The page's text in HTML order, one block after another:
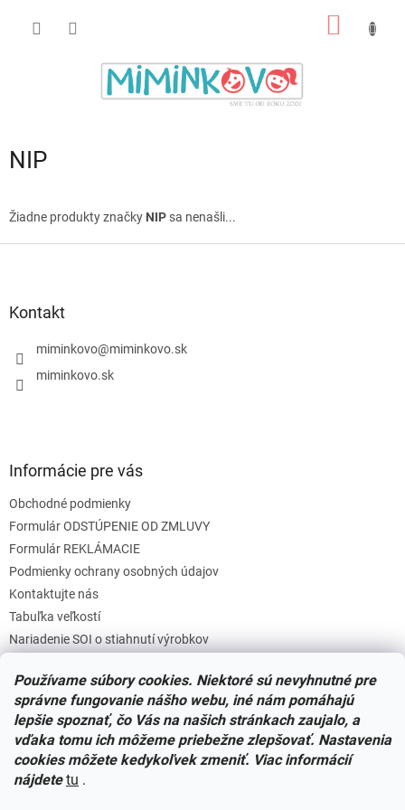
Používame súbory cookies. Niektoré sú nevyhnutné pre
správne fungovanie nášho webu, iné nám pomáhajú
lepšie spoznať, čo Vás na našich stránkach zaujalo, a
vďaka tomu ich môžeme priebežne zlepšovať. Nastavenia
cookies môžete kedykoľvek zmeniť. Viac informácií
nájdete tu .
NIP
Žiadne produkty značky NIP sa nenašli...
Kontakt
miminkovo@miminkovo.sk
miminkovo.sk
Informácie pre vás
Obchodné podmienky
Formulár ODSTÚPENIE OD ZMLUVY
Formulár REKLÁMACIE
Podmienky ochrany osobných údajov
Kontaktujte nás
Tabuľka veľkostí
Nariadenie SOI o stiahnutí výrobkov
Zásady súborov COOKIES
Facebook